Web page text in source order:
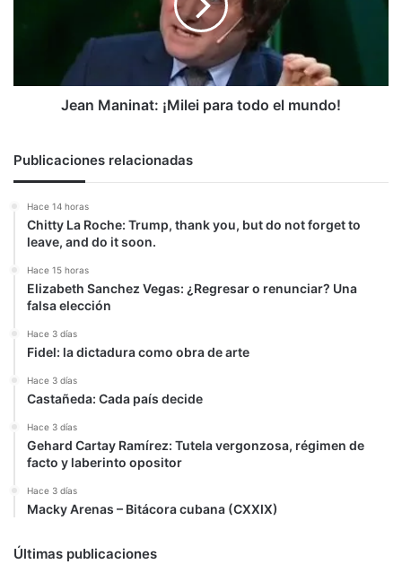
Jean Maninat: ¡Milei para todo el mundo!
Publicaciones relacionadas
Hace 14 horas
Chitty La Roche: Trump, thank you, but do not forget to
leave, and do it soon.
Hace 15 horas
Elizabeth Sanchez Vegas: ¿Regresar o renunciar? Una
falsa elección
Hace 3 días
Fidel: la dictadura como obra de arte
Hace 3 días
Castañeda: Cada país decide
Hace 3 días
Gehard Cartay Ramírez: Tutela vergonzosa, régimen de
facto y laberinto opositor
Hace 3 días
Macky Arenas – Bitácora cubana (CXXIX)
Últimas publicaciones